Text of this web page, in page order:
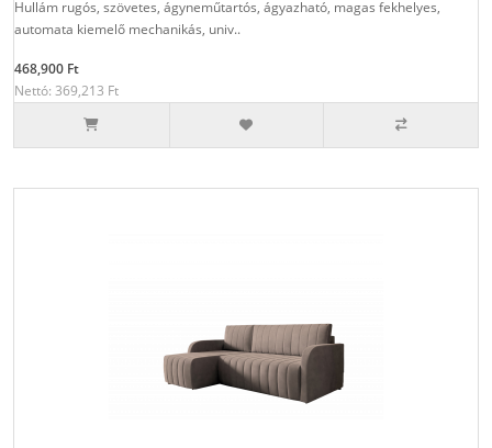
Hullám rugós, szövetes, ágyneműtartós, ágyazható, magas fekhelyes,
automata kiemelő mechanikás, univ..
468,900 Ft
Nettó: 369,213 Ft